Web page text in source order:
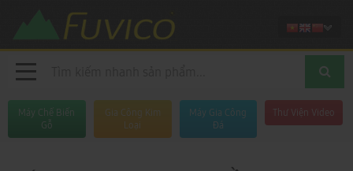
Máy Chế Biến
Gỗ
Gia Công Kim
Loại
Máy Gia Công
Đá
Thư Viện Video